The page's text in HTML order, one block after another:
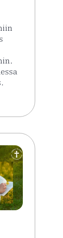
2.6.–7.8.